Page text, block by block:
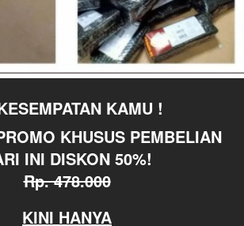
KAMU !
KHUSUS PEMBELIAN
INI DISKON 50%!
Rp. 478.000
KINI HANYA